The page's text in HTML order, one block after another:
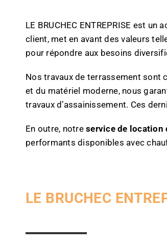
LE BRUCHEC ENTREPRISE est
client, met en avant des valeurs
pour répondre aux besoins
Nos travaux de terrassement sont
et du matériel moderne, nous
travaux d’assainissement. Ces
En outre, notreservice de location
performants disponibles avec
LE BRUCHEC